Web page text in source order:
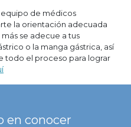
equipo de médicos
la orientación adecuada
se adecue a tus
o la manga gástrica, así
todo el proceso para lograr
en conocer